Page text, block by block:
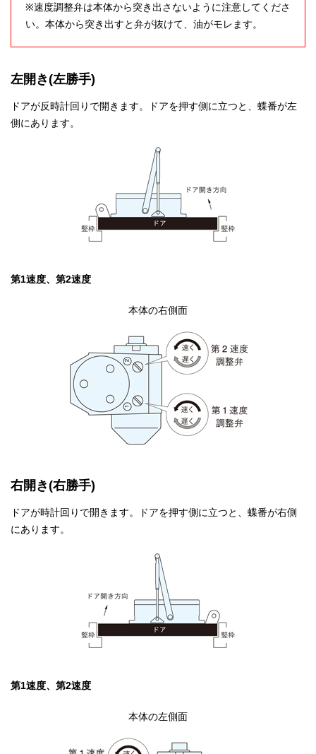
※速度調整弁は本体から突き出さないように注意してくださ
い。本体から突き出すと弁が抜けて、油がモレます。
左開き(左勝手)
ドアが反時計回りで開きます。ドアを押す側に立つと、蝶番が左
側にあります。
第1速度、第2速度
本体の右側面
右開き(右勝手)
ドアが時計回りで開きます。ドアを押す側に立つと、蝶番が右側
にあります。
第1速度、第2速度
本体の左側面